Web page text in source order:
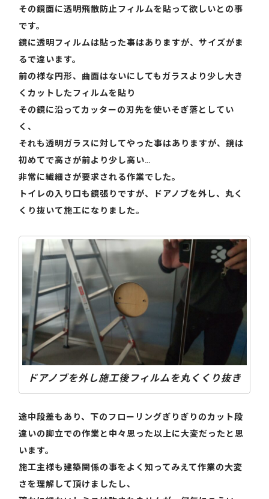
その鏡面に透明飛散防止フィルムを貼って欲しいとの事
です。
鏡に透明フィルムは貼った事はありますが、サイズがま
るで違います。
前の様な円形、曲面はないにしてもガラスより少し大き
くカットしたフィルムを貼り
その鏡に沿ってカッターの刃先を使いそぎ落としてい
く、
それも透明ガラスに対してやった事はありますが、鏡は
初めてで高さが前より少し高い…
非常に繊細さが要求される作業でした。
トイレの入り口も鏡張りですが、ドアノブを外し、丸く
くり抜いて施工になりました。
ドアノブを外し施工後フィルムを丸くくり抜き
途中段差もあり、下のフローリングぎりぎりのカット段
違いの脚立での作業と中々思った以上に大変だったと思
います。
施工主様も建築関係の事をよく知ってみえて作業の大変
さを理解して頂けましたし、